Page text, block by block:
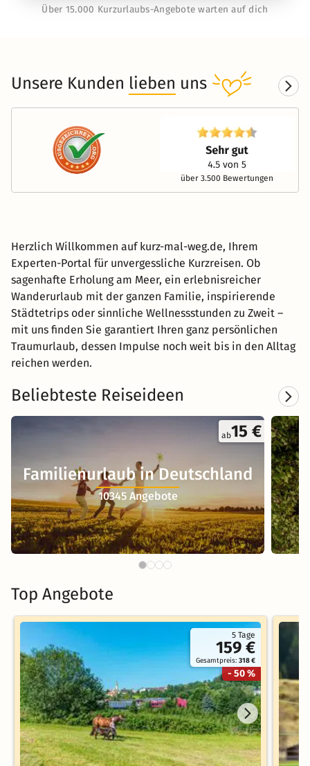
Über 15.000 Kurzurlaubs-Angebote warten auf dich
Unsere Kunden lieben uns
über 3.500 Bewertungen
Herzlich Willkommen auf kurz-mal-weg.de, Ihrem
Experten-Portal für unvergessliche Kurzreisen. Ob
sagenhafte Erholung am Meer, ein erlebnisreicher
Wanderurlaub mit der ganzen Familie, inspirierende
Städtetrips oder sinnliche Wellnessstunden zu Zweit –
mit uns finden Sie garantiert Ihren ganz persönlichen
Traumurlaub, dessen Impulse noch weit bis in den Alltag
reichen werden.
Beliebteste Reiseideen
ab15 €
Familienurlaub in Deutschland
10345 Angebote
Top Angebote
5 Tage
159 €
Gesamtpreis:318 €
- 50 %